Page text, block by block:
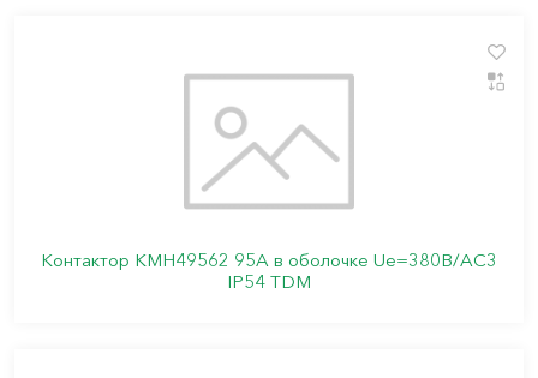
Контактор КМН49562 95А в оболочке Ue=380В/АС3
IP54 TDM